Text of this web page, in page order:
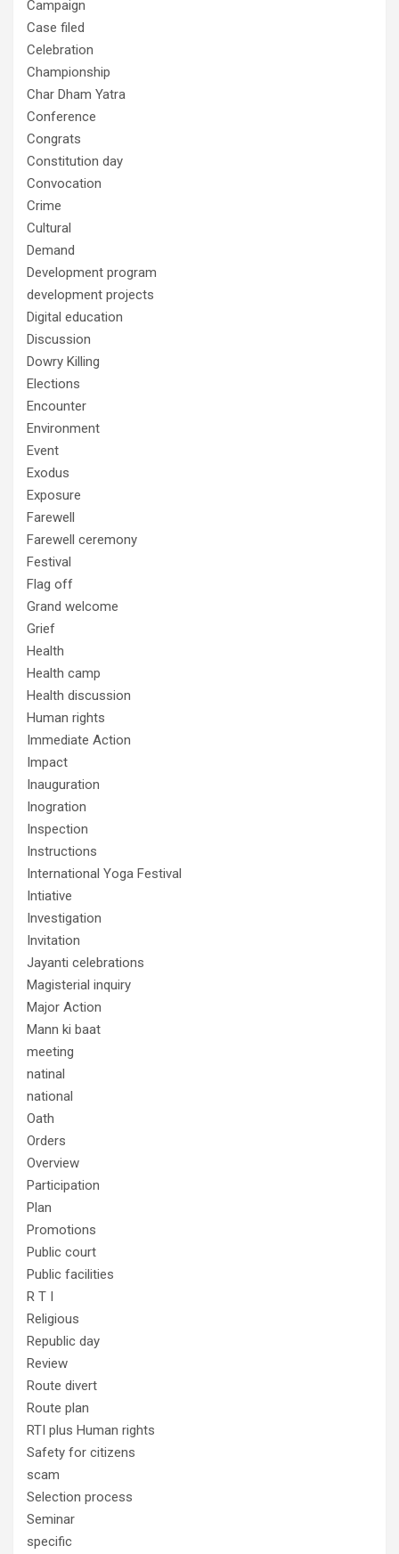
Campaign
Case filed
Celebration
Championship
Char Dham Yatra
Conference
Congrats
Constitution day
Convocation
Crime
Cultural
Demand
Development program
development projects
Digital education
Discussion
Dowry Killing
Elections
Encounter
Environment
Event
Exodus
Exposure
Farewell
Farewell ceremony
Festival
Flag off
Grand welcome
Grief
Health
Health camp
Health discussion
Human rights
Immediate Action
Impact
Inauguration
Inogration
Inspection
Instructions
International Yoga Festival
Intiative
Investigation
Invitation
Jayanti celebrations
Magisterial inquiry
Major Action
Mann ki baat
meeting
natinal
national
Oath
Orders
Overview
Participation
Plan
Promotions
Public court
Public facilities
R T I
Religious
Republic day
Review
Route divert
Route plan
RTI plus Human rights
Safety for citizens
scam
Selection process
Seminar
specific